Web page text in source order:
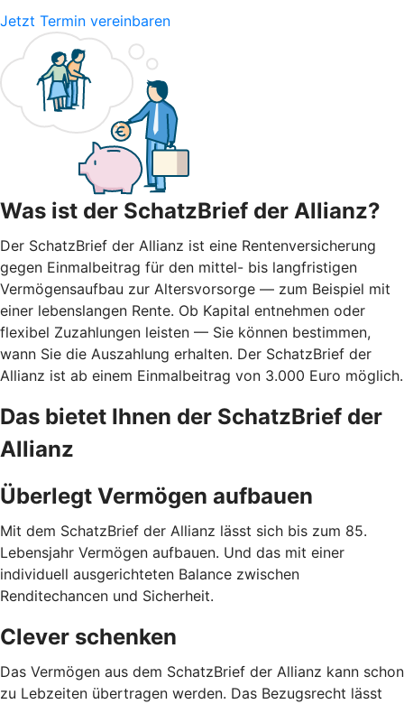
Jetzt Termin vereinbaren
Was ist der SchatzBrief der Allianz?
Der SchatzBrief der Allianz ist eine Rentenversicherung
gegen Einmalbeitrag für den mittel- bis langfristigen
Vermögensaufbau zur Altersvorsorge — zum Beispiel mit
einer lebenslangen Rente. Ob Kapital entnehmen oder
flexibel Zuzahlungen leisten — Sie können bestimmen,
wann Sie die Auszahlung erhalten. Der SchatzBrief der
Allianz ist ab einem Einmalbeitrag von 3.000 Euro möglich.
Das bietet Ihnen der SchatzBrief der
Allianz
Überlegt Vermögen aufbauen
Mit dem SchatzBrief der Allianz lässt sich bis zum 85.
Lebensjahr Vermögen aufbauen. Und das mit einer
individuell ausgerichteten Balance zwischen
Renditechancen und Sicherheit.
Clever schenken
Das Vermögen aus dem SchatzBrief der Allianz kann schon
zu Lebzeiten übertragen werden. Das Bezugsrecht lässt